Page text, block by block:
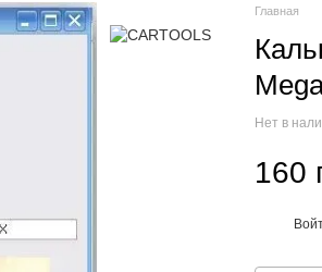
Главная
Нет в
160